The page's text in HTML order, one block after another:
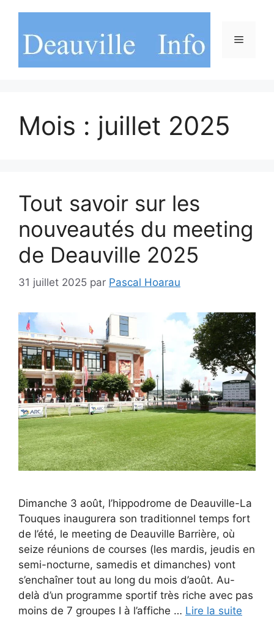
contenu
Menu
Mois : juillet 2025
Tout savoir sur les
nouveautés du meeting
de Deauville 2025
31 juillet 2025 par Pascal Hoarau
Dimanche 3 août, l’hippodrome de Deauville-La
Touques inaugurera son traditionnel temps fort
de l’été, le meeting de Deauville Barrière, où
seize réunions de courses (les mardis, jeudis en
semi-nocturne, samedis et dimanches) vont
s’enchaîner tout au long du mois d’août. Au-
delà d’un programme sportif très riche avec pas
moins de 7 groupes I à l’affiche … Lire la suite